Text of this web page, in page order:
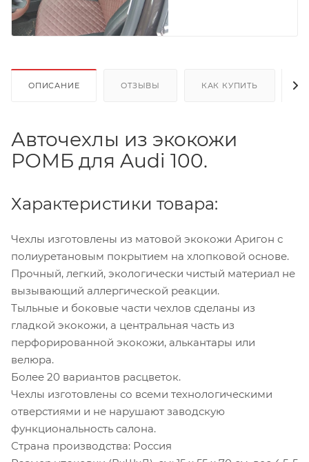
ОПИСАНИЕ ОТЗЫВЫ КАК КУПИТЬ
Авточехлы из экокожи
РОМБ для Audi 100.
Характеристики товара:
Чехлы изготовлены из матовой экокожи Аригон с
полиуретановым покрытием на хлопковой основе.
Прочный, легкий, экологически чистый материал не
вызывающий аллергической реакции.
Тыльные и боковые части чехлов сделаны из
гладкой экокожи, а центральная часть из
перфорированной экокожи, алькантары или
велюра.
Более 20 вариантов расцветок.
Чехлы изготовлены со всеми технологическими
отверстиями и не нарушают заводскую
функциональность салона.
Страна производства: Россия